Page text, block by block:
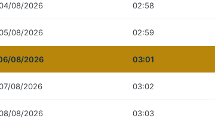
08/2026 02:58
08/2026 02:59
08/2026 03:01
08/2026 03:02
08/2026 03:03